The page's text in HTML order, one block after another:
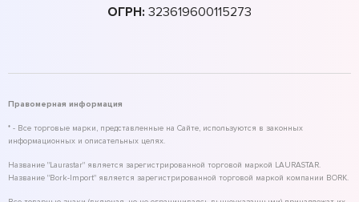
ОГРН: 323619600115273
Правомерная информация
* - Все торговые марки, представленные на Сайте, используются в законных
информационных и описательных целях.
Название "Laurastar" является зарегистрированной торговой маркой LAURASTAR.
Название "Bork-Import" является зарегистрированной торговой маркой компании BORK.